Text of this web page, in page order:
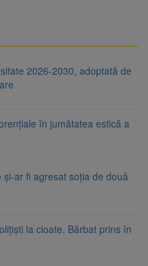
2026-2030, adoptată de
în jumătatea estică a
ar fi agresat soția de două
la cioate. Bărbat prins în